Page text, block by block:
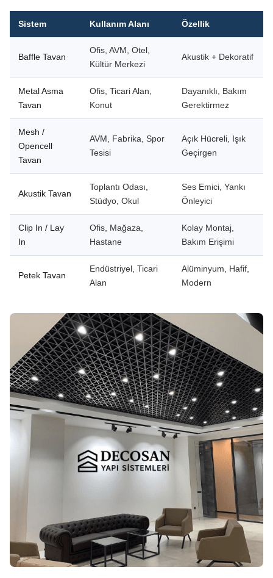
Sistem Kullanım Alanı Özellik
Baffle Tavan
Ofis, AVM, Otel,
Kültür Merkezi
Akustik + Dekoratif
Metal Asma
Tavan
Ofis, Ticari Alan,
Konut
Dayanıklı, Bakım
Gerektirmez
Mesh /
Opencell
Tavan
AVM, Fabrika, Spor
Tesisi
Açık Hücreli, Işık
Geçirgen
Akustik Tavan
Toplantı Odası,
Stüdyo, Okul
Ses Emici, Yankı
Önleyici
Clip In / Lay
In
Ofis, Mağaza,
Hastane
Kolay Montaj,
Bakım Erişimi
Petek Tavan
Endüstriyel, Ticari
Alan
Alüminyum, Hafif,
Modern